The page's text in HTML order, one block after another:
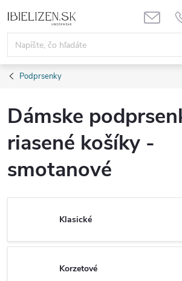
na
obsah
Podprsenky
Dámske
riasené košíky -
smotanové
Klasické
Korzetové